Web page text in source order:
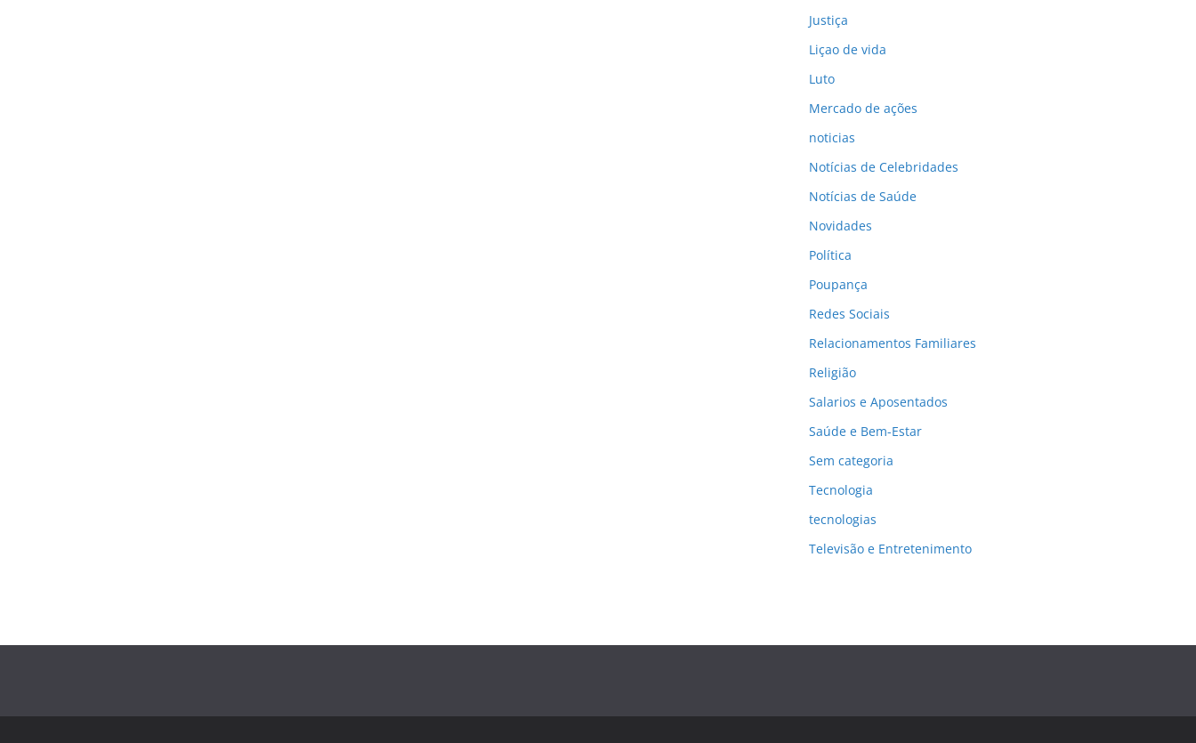
Justiça
Liçao de vida
Luto
Mercado de ações
noticias
Notícias de Celebridades
Notícias de Saúde
Novidades
Política
Poupança
Redes Sociais
Relacionamentos Familiares
Religião
Salarios e Aposentados
Saúde e Bem-Estar
Sem categoria
Tecnologia
tecnologias
Televisão e Entretenimento